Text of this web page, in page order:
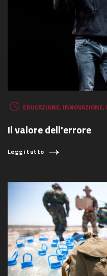
EDUCAZIONE, INNOVAZIONE,
Il valore dell'errore
Leggi tutto